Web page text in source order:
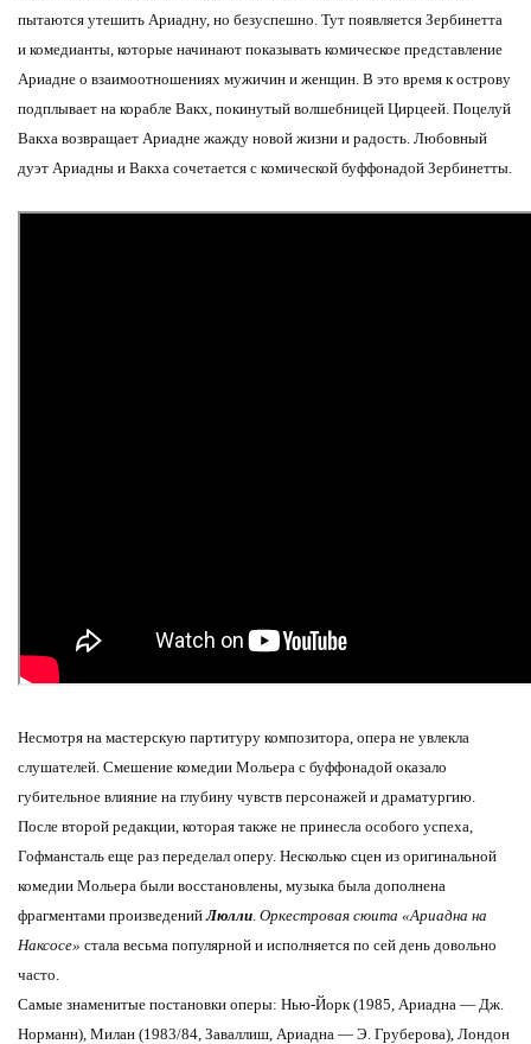
пытаются утешить Ариадну, но безуспешно. Тут появляется Зербинетта
и комедианты, которые начинают показывать комическое представление
Ариадне о взаимоотношениях мужичин и женщин. В это время к острову
подплывает на корабле Вакх, покинутый волшебницей Цирцеей. Поцелуй
Вакха возвращает Ариадне жажду новой жизни и радость. Любовный
дуэт Ариадны и Вакха сочетается с комической буффонадой Зербинетты.
Несмотря на мастерскую партитуру композитора, опера не увлекла
слушателей. Смешение комедии Мольера с буффонадой оказало
губительное влияние на глубину чувств персонажей и драматургию.
После второй редакции, которая также не принесла особого успеха,
Гофмансталь еще раз переделал оперу. Несколько сцен из оригинальной
комедии Мольера были восстановлены, музыка была дополнена
фрагментами произведенийЛюлли. Оркестровая сюита «Ариадна на
Наксосе» стала весьма популярной и исполняется по сей день довольно
часто.
Самые знаменитые постановки оперы: Нью-Йорк (1985, Ариадна — Дж.
Норманн), Милан (1983/84, Заваллиш, Ариадна — Э. Груберова), Лондон